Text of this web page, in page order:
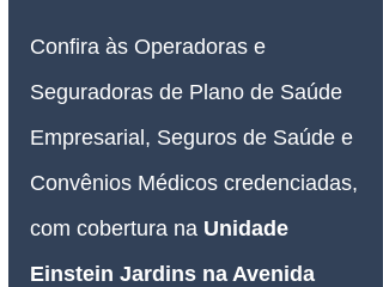
Confira às Operadoras e
Seguradoras de Plano de Saúde
Empresarial, Seguros de Saúde e
Convênios Médicos credenciadas,
com cobertura na Unidade
Einstein Jardins na Avenida